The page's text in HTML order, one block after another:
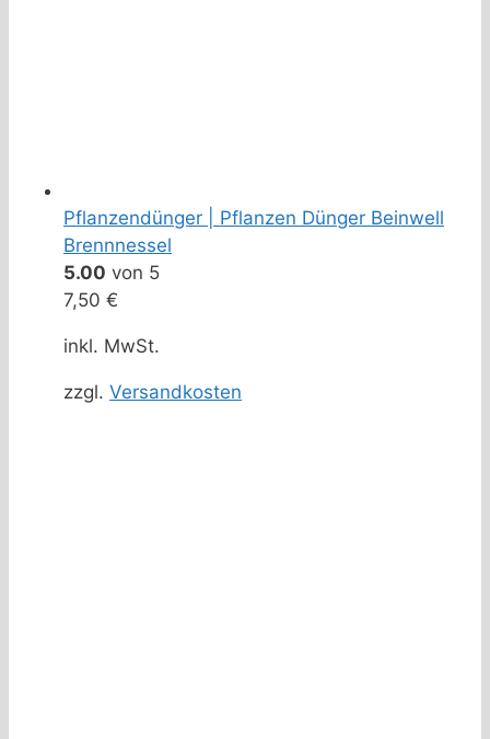
Pflanzendünger | Pflanzen Dünger Beinwell
Brennnessel
5.00 von 5
7,50 €
inkl. MwSt.
zzgl. Versandkosten